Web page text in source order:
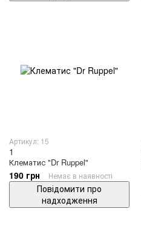
Артикул: 15
1
Клематис "Dr Ruppel"
190 грн Немає в наявності
Повідомити про
надходження